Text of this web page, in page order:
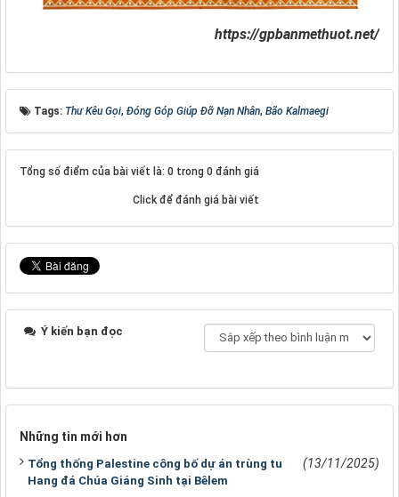
https://gpbanmethuot.net/
Tags: Thư Kêu Gọi, Đóng Góp Giúp Đỡ Nạn Nhân, Bão Kalmaegi
Tổng số điểm của bài viết là: 0 trong 0 đánh giá
Click để đánh giá bài viết
Ý kiến bạn đọc
Những tin mới hơn
Tổng thống Palestine công bố dự án trùng tu
Hang đá Chúa Giáng Sinh tại Bêlem
(13/11/2025)